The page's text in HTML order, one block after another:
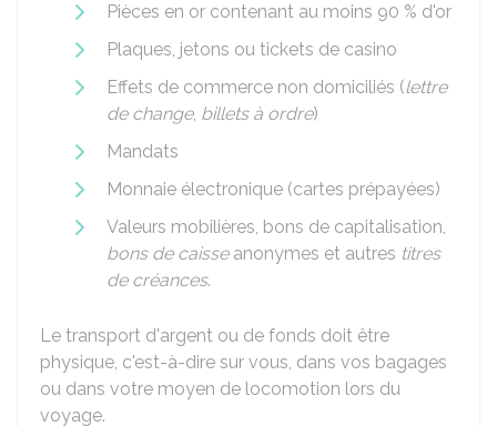
Pièces en or contenant au moins 90 % d'or
Plaques, jetons ou tickets de casino
Effets de commerce non domiciliés (lettre
de change, billets à ordre)
Mandats
Monnaie électronique (cartes prépayées)
Valeurs mobilières, bons de capitalisation,
bons de caisseanonymes et autres titres
de créances.
Le transport d'argent ou de fonds doit être
physique, c'est-à-dire sur vous, dans vos bagages
ou dans votre moyen de locomotion lors du
voyage.